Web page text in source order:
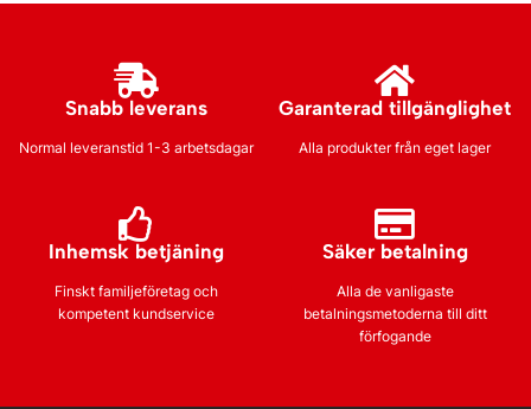
Snabb leverans
Normal leveranstid 1-3 arbetsdagar
Garanterad tillgänglighet
Alla produkter från eget lager
Inhemsk betjäning
Finskt familjeföretag och
kompetent kundservice
Säker betalning
Alla de vanligaste
betalningsmetoderna till ditt
förfogande